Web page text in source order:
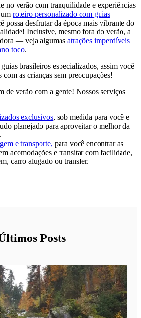
no verão com tranquilidade e experiências
roteiro personalizado com guias
possa desfrutar da época mais vibrante do
Inclusive, mesmo fora do verão, a
— veja algumas atrações imperdíveis
todo.
brasileiros especializados, assim você
com as crianças sem preocupações!
de verão com a gente! Nossos serviços
exclusivos, sob medida para você e
planejado para aproveitar o melhor da
e transporte, para você encontrar as
acomodações e transitar com facilidade,
carro alugado ou transfer.
Posts